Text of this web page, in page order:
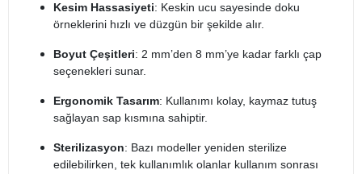
Kesim Hassasiyeti: Keskin ucu sayesinde doku
örneklerini hızlı ve düzgün bir şekilde alır.
Boyut Çeşitleri: 2 mm’den 8 mm’ye kadar farklı çap
seçenekleri sunar.
Ergonomik Tasarım: Kullanımı kolay, kaymaz tutuş
sağlayan sap kısmına sahiptir.
Sterilizasyon: Bazı modeller yeniden sterilize
edilebilirken, tek kullanımlık olanlar kullanım sonrası